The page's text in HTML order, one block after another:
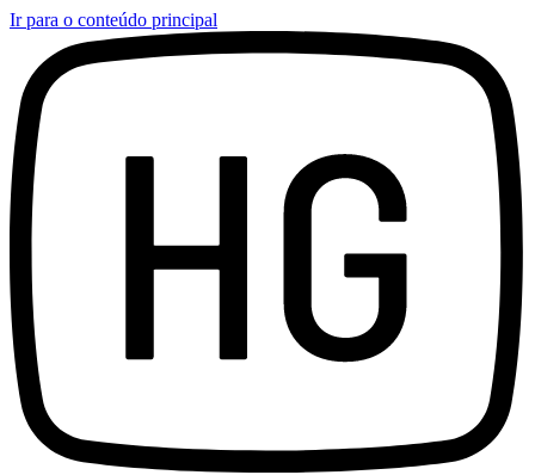
Ir para o conteúdo principal